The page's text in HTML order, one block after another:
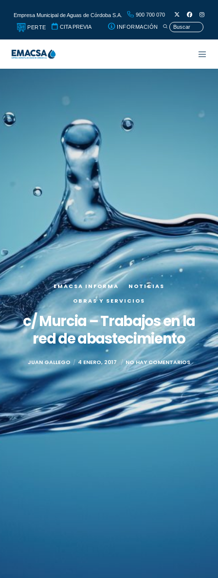
Empresa Municipal de Aguas de Córdoba S.A. 900 700 070
PERTE CITA PREVIA INFORMACIÓN
EMACSA INFORMA
NOTICIAS
OBRAS Y SERVICIOS
c/ Murcia – Trabajos en la
red de abastecimiento
JUAN GALLEGO 4 ENERO, 2017 NO HAY COMENTARIOS